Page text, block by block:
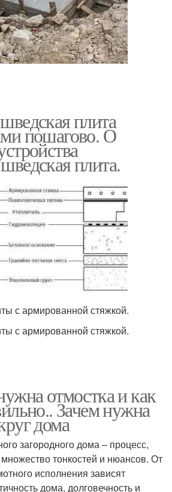
плита
пошагово. О
плита.
с армированной стяжкой.
с армированной стяжкой.
отмостка и как
Зачем нужна
дома
загородного дома – процесс,
тонкостей и нюансов. От
исполнения зависят
дома, долговечность и